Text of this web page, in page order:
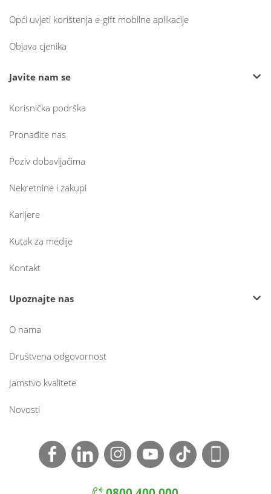
Opći uvjeti korištenja e-gift mobilne aplikacije
Objava cjenika
Javite nam se
Korisnička podrška
Pronađite nas
Poziv dobavljačima
Nekretnine i zakupi
Karijere
Kutak za medije
Kontakt
Upoznajte nas
O nama
Društvena odgovornost
Jamstvo kvalitete
Novosti